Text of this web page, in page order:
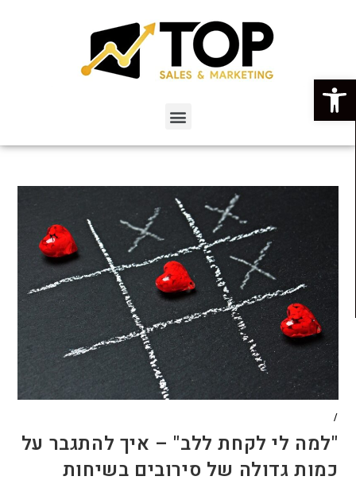
פתח סרגל נגישות
/
"למה לי לקחת ללב" – איך להתגבר על
כמות גדולה של סירובים בשיחות